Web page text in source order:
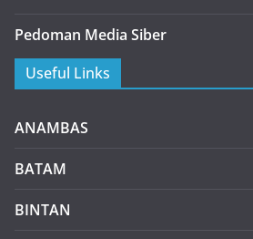
Pedoman Media Siber
Useful Links
ANAMBAS
BATAM
BINTAN